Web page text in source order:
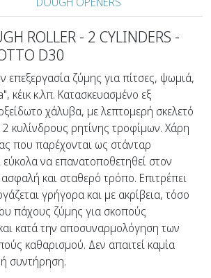
ROLLER - 2 CYLINDERS -
D30
επεξεργασία ζύμης για πίτσες, ψωμιά,
κέικ κ.λπ. Κατασκευασμένο εξ
χάλυβα, με λεπτομερή σκελετό
2 κυλίνδρους ρητίνης τροφίμων. Χάρη
που παρέχονται ως στάνταρ
να επανατοποθετηθεί στον
και σταθερό τρόπο. Επιτρέπει
γρήγορα και με ακρίβεια, τόσο
πάχους ζύμης για σκοπούς
κατά την αποσυναρμολόγηση των
καθαρισμού. Δεν απαιτεί καμία
συντήρηση.